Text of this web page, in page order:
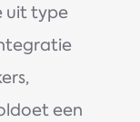
uit type
een